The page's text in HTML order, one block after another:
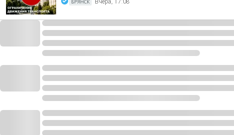
БРЯНСК Вчера, 17:08